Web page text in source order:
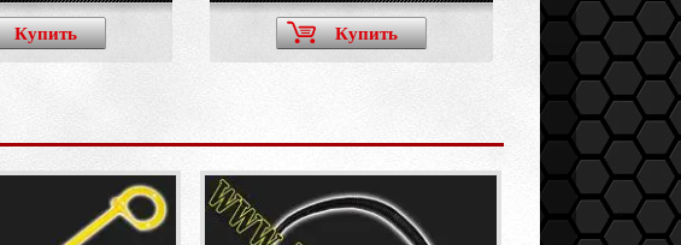
Купить Купить